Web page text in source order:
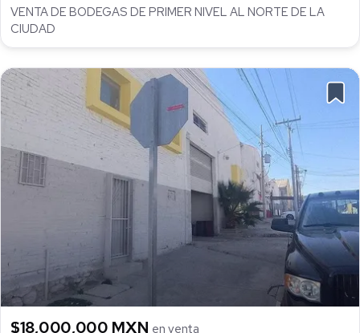
VENTA DE BODEGAS DE PRIMER NIVEL AL NORTE DE LA
CIUDAD
$18,000,000 MXN en venta